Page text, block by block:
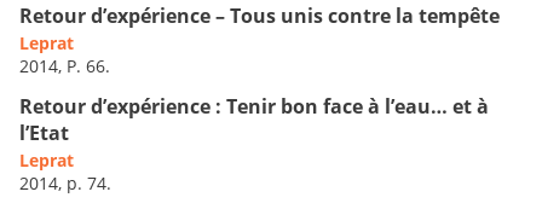
Retour d’expérience – Tous unis contre la tempête
Leprat
2014, P. 66.
Retour d’expérience : Tenir bon face à l’eau… et à
l’Etat
Leprat
2014, p. 74.